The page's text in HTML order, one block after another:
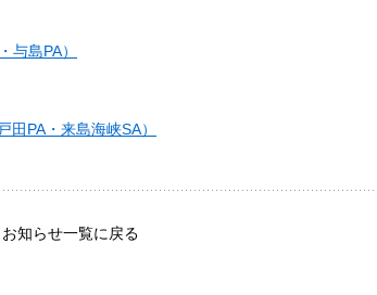
与島PA）
PA・来島海峡SA）
お知らせ一覧に戻る